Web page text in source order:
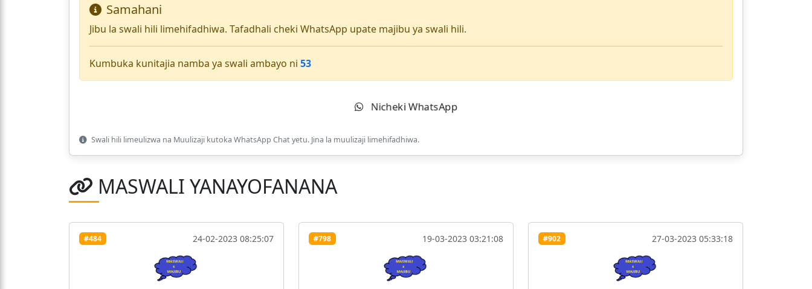
Samahani
Jibu la swali hili limehifadhiwa. Tafadhali cheki WhatsApp upate majibu ya swali hili.
Kumbuka kunitajia namba ya swali ambayo ni 53
Nicheki WhatsApp
Swali hili limeulizwa na Muulizaji kutoka WhatsApp Chat yetu. Jina la muulizaji limehifadhiwa.
MASWALI YANAYOFANANA
#484 24-02-2023 08:25:07 #798 19-03-2023 03:21:08 #902 27-03-2023 05:33:18